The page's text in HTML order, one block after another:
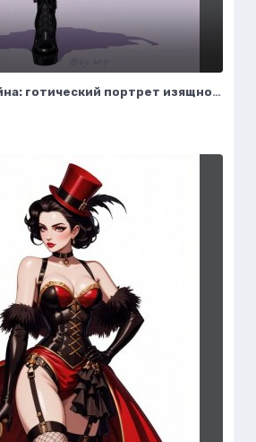
Элегантность и тайна: готический портрет изящной модели в деталях. Изображение из нейронной сети Flux Ai